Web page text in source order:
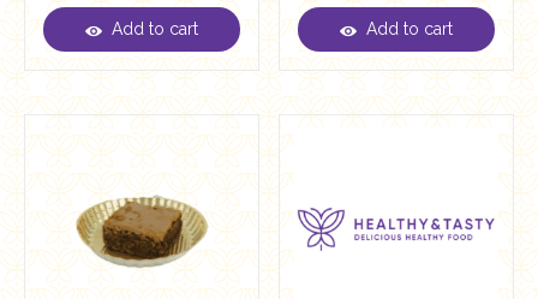
EGP 2,206.00
Add to cart EGP 346.50Add to cart